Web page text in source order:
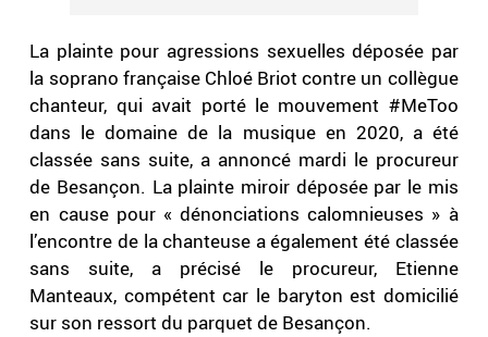
La plainte pour agressions sexuelles déposée par
la soprano française Chloé Briot contre un collègue
chanteur, qui avait porté le mouvement #MeToo
dans le domaine de la musique en 2020, a été
classée sans suite, a annoncé mardi le procureur
de Besançon. La plainte miroir déposée par le mis
en cause pour « dénonciations calomnieuses » à
l’encontre de la chanteuse a également été classée
sans suite, a précisé le procureur, Etienne
Manteaux, compétent car le baryton est domicilié
sur son ressort du parquet de Besançon.